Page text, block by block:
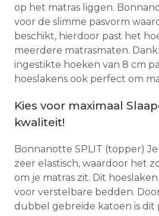
op het matras liggen.
voor de slimme pasvorm
beschikt, hierdoor past het
meerdere matrasmaten.
ingestikte hoeken van 8 cm
hoeslakens ook perfect om
Kies voor maximaal
kwaliteit!
Bonnanotte SPLIT (topper)
zeer elastisch, waardoor het
om je matras zit. Dit
voor verstelbare bedden.
dubbel gebreide katoen is dit